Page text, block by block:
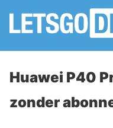
Huawei P40
zonder